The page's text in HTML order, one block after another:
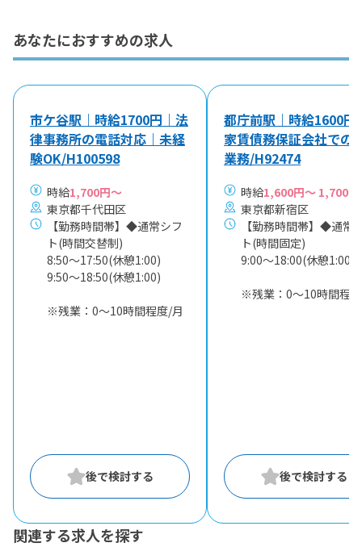
あなたにおすすめの求人
市ケ谷駅｜時給1700円｜法
律事務所の電話対応｜未経
験OK/H100598
時給1,700円～
東京都千代田区
【勤務時間帯】◆通常シフ
ト(時間交替制)
8:50〜17:50(休憩1:00)
9:50〜18:50(休憩1:00)
※残業：0〜10時間程度/月
都庁前駅｜時給1600円
家賃債務保証会社での
業務/H92474
時給1,600円～ 1,700円
東京都新宿区
【勤務時間帯】◆通常
ト(時間固定)
9:00〜18:00(休憩1:00)
※残業：0〜10時間程
関連する求人を探す